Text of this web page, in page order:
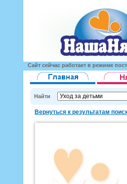
Сайт сейчас работает в режиме
Найти
Вернуться к результатам